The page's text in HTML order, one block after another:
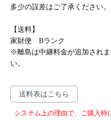
多少の誤差はご了承ください。
【送料】
家財便 Bランク
※離島は中継料金が追加され
い。
送料表はこちら
システム上の理由で、ご購入